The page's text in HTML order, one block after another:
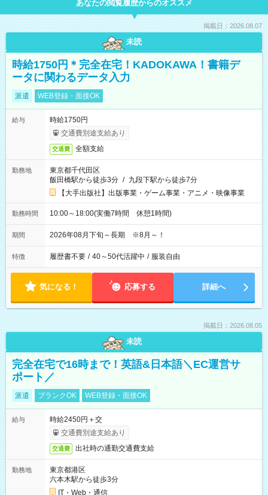
あなたの閲覧履歴からのオススメ
掲載日：2026.08.07
未読
時給1750円＊完全在宅！KADOKAWA！書籍デ
ータに関わるデータ入力
派遣 WEB登録・面接OK
給与
時給1750円
交通費別途支給あり
交通費 全額支給
勤務地
東京都千代田区
飯田橋駅から徒歩3分 / 九段下駅から徒歩7分
【大手出版社】出版事業・ゲーム事業・アニメ・映像事業
勤務時間 10:00～18:00(実働7時間 休憩1時間)
期間 2026年08月下旬～長期 ※8月～！
特徴 履歴書不要 / 40～50代活躍中 / 服装自由
気になる！ 応募する 詳細へ
掲載日：2026.08.05
未読
完全在宅で16時まで！英語&日本語＼EC運営サ
ポート／
派遣 ブランクOK WEB登録・面接OK
給与
時給2450円＋交
交通費別途支給あり
交通費 出社時の通勤交通費支給
勤務地
東京都港区
六本木駅から徒歩3分
IT・Web・通信